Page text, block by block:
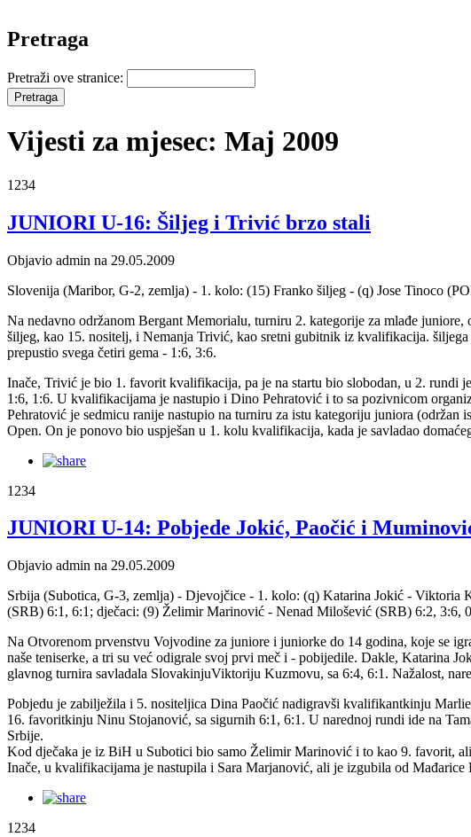
Pretraga
Pretraži ove stranice:
Vijesti za mjesec: Maj 2009
1234
JUNIORI U-16: Šiljeg i Trivić brzo stali
Objavio admin na 29.05.2009
Slovenija (Maribor, G-2, zemlja) - 1. kolo: (15) Franko šiljeg - (q) Jose Tinoco
Na nedavno održanom Bergant Memorialu, turniru 2. kategorije za mlađe
šiljeg, kao 15. nositelj, i Nemanja Trivić, kao sretni gubitnik iz kvalifikacija.
prepustio svega četiri gema - 1:6, 3:6.
Inače, Trivić je bio 1. favorit kvalifikacija, pa je na startu bio slobodan, u 2. rundi
1:6, 1:6. U kvalifikacijama je nastupio i Dino Pehratović i to sa pozivnicom
Pehratović je sedmicu ranije nastupio na turniru za istu kategoriju juniora
Open. On je ponovo bio uspješan u 1. kolu kvalifikacija, kada je savladao
1234
JUNIORI U-14: Pobjede Jokić, Paočić i
Objavio admin na 29.05.2009
Srbija (Subotica, G-3, zemlja) - Djevojčice - 1. kolo: (q) Katarina Jokić -
(SRB) 6:1, 6:1; dječaci: (9) Želimir Marinović - Nenad Milošević (SRB) 6:2, 3:6,
Na Otvorenom prvenstvu Vojvodine za juniore i juniorke do 14 godina, koje se
naše teniserke, a tri su već odigrale svoj prvi meč i - pobijedile. Dakle, Katarina
glavnog turnira savladala SlovakinjuViktoriju Kuzmovu, sa 6:4, 6:1. Nažalost,
Pobjedu je zabilježila i 5. nositeljica Dina Paočić nadigravši kvalifikantkinju
16. favoritkinju Ninu Stojanović, sa sigurnih 6:1, 6:1. U narednoj rundi ide na
Srbije.
Kod dječaka je iz BiH u Subotici bio samo Želimir Marinović i to kao 9. favorit,
Inače, u kvalifikacijama je nastupila i Sara Marjanović, ali je izgubila od Mađarice
1234